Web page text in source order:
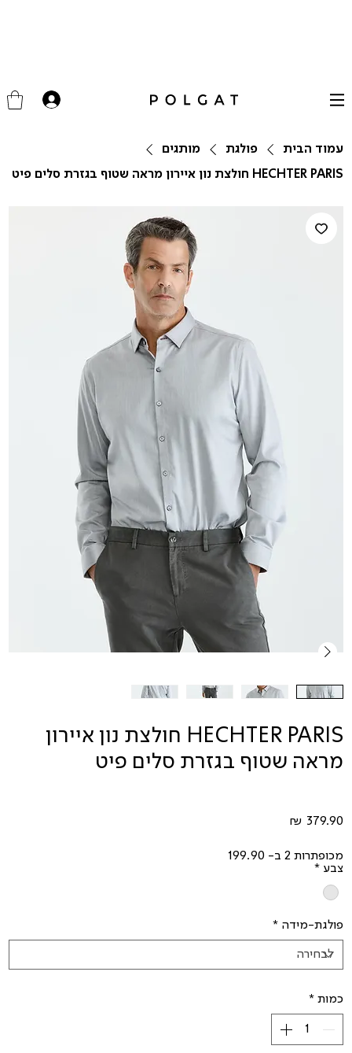
עמוד הבית פולגת
מותגים
HECHTER PARIS חולצת נון איירון מראה שטוף בגזרת סלים פיט
HECHTER PARIS חולצת נון איירון
מראה שטוף בגזרת סלים פיט
מכופתרות 2 ב- 199.90
צבע *
פולגת-מידה *
כמות *